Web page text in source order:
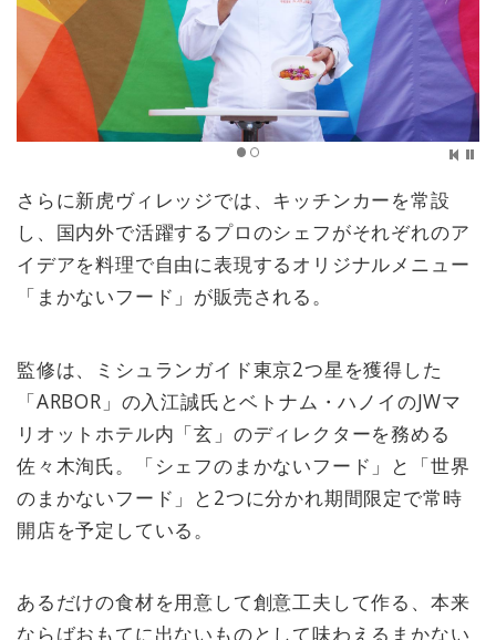
さらに新虎ヴィレッジでは、キッチンカーを常設
し、国内外で活躍するプロのシェフがそれぞれのア
イデアを料理で自由に表現するオリジナルメニュー
「まかないフード」が販売される。
監修は、ミシュランガイド東京2つ星を獲得した
「ARBOR」の入江誠氏とベトナム・ハノイのJWマ
リオットホテル内「玄」のディレクターを務める
佐々木洵氏。「シェフのまかないフード」と「世界
のまかないフード」と2つに分かれ期間限定で常時
開店を予定している。
あるだけの食材を用意して創意工夫して作る、本来
ならばおもてに出ないものとして味わえるまかない